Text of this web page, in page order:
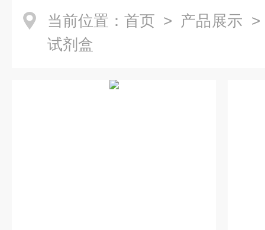
当前位置： 首页 > 产品展示
试剂盒